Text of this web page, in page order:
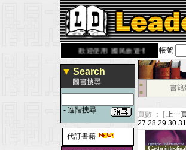
歡迎使用 國民旅遊卡！！ 帳號
▼ Search
圖書搜尋
- 進階搜尋
代訂書籍
■
■
書籍
頁數 ： [ 上一
27 28 29 30 31